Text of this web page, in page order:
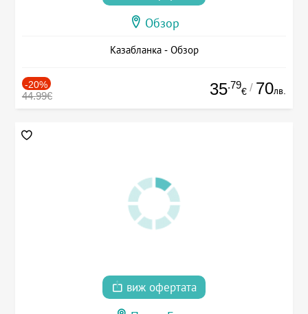
Обзор
Казабланка - Обзор
-20%
44.99€ 35.79
€ / 70лв.
виж офертата